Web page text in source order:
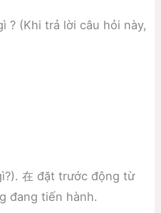
? (Khi trả lời câu hỏi này,
在 đặt trước động từ
đang tiến hành.